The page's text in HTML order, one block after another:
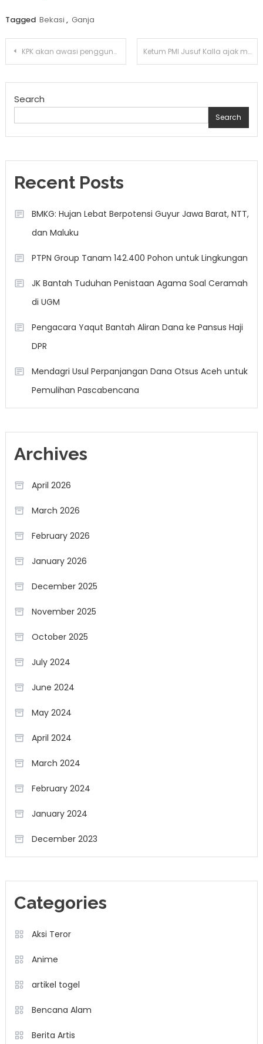
Tagged Bekasi , Ganja
Post
navigation
KPK akan awasi penggunaan anggaran pemerintah untuk bencana Sumatera Ketum PMI Jusuf Kalla ajak masyarakat donorkan darah untuk kesehatan
Search
Search
Recent Posts
BMKG: Hujan Lebat Berpotensi Guyur Jawa Barat, NTT,
dan Maluku
PTPN Group Tanam 142.400 Pohon untuk Lingkungan
JK Bantah Tuduhan Penistaan Agama Soal Ceramah
di UGM
Pengacara Yaqut Bantah Aliran Dana ke Pansus Haji
DPR
Mendagri Usul Perpanjangan Dana Otsus Aceh untuk
Pemulihan Pascabencana
Archives
April 2026
March 2026
February 2026
January 2026
December 2025
November 2025
October 2025
July 2024
June 2024
May 2024
April 2024
March 2024
February 2024
January 2024
December 2023
Categories
Aksi Teror
Anime
artikel togel
Bencana Alam
Berita Artis